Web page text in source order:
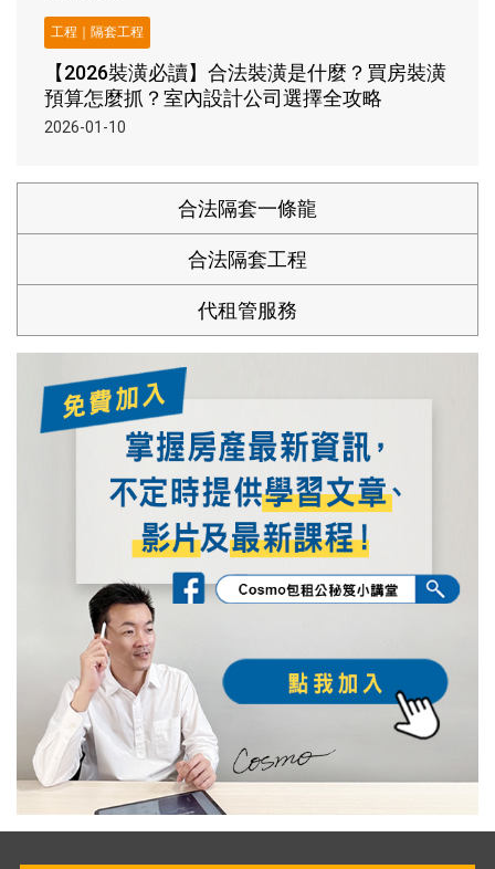
工程｜隔套工程
【2026裝潢必讀】合法裝潢是什麼？買房裝潢
預算怎麼抓？室內設計公司選擇全攻略
2026-01-10
合法隔套一條龍
合法隔套工程
代租管服務